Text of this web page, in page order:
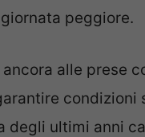
peggiore.
alle prese
condizioni
degli ultimi anni